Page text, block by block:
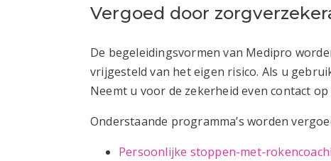
Vergoed door
De begeleidingsvormen van Medipro
vrijgesteld van het eigen risico. Als u
Neemt u voor de zekerheid even contact
Onderstaande programma’s worden
Persoonlijke stoppen-met-